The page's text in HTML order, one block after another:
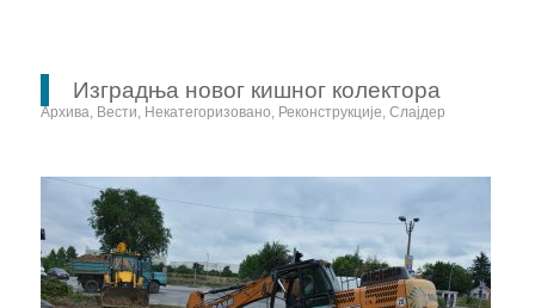
Изградња новог кишног колектора
Архива, Вести, Некатегоризовано, Реконструкције, Слајдер